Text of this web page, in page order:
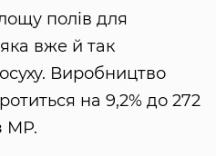
полів для
вже й так
Виробництво
на 9,2% до 272
МР.